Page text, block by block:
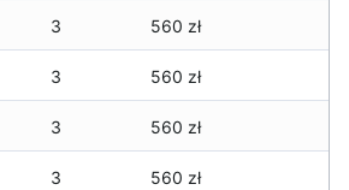
3 560 zł
3 560 zł
3 560 zł
3 560 zł